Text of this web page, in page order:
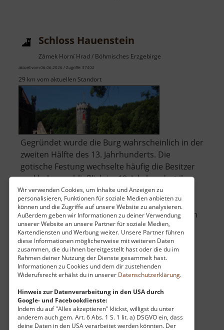
Wir verwenden Cookies, um Inhalte und Anzeigen zu
personalisieren, Funktionen für soziale Medien anbieten zu
können und die Zugriffe auf unsere Website zu analysieren.
Außerdem geben wir Informationen zu deiner Verwendung
unserer Website an unsere Partner für soziale Medien,
Kartendiensten und Werbung weiter. Unsere Partner führen
diese Informationen möglicherweise mit weiteren Daten
zusammen, die du ihnen bereitgestellt hast oder die du im
Rahmen deiner Nutzung der Dienste gesammelt hast.
Informationen zu Cookies und dem dir zustehenden
Widerufsrecht erhälst du in unserer Datenschutzerklärung.
Hinweis zur Datenverarbeitung in den USA durch
Google- und Facebookdienste:
Indem du auf "Alles akzeptieren" klickst, willigst du unter
anderem auch gem. Art. 6 Abs. 1 S. 1 lit. a) DSGVO ein, dass
deine Daten in den USA verarbeitet werden könnten. Der
Schloss Hauenstein
Zámek Horní Hrad / Böhmisches Erzgebirge
aktuell vom 06.06.2026 / Zugriffe: 37402
29 km vom aktuellen Standort
Gegründet wurde die Burg wahrscheinlich in der
zweiten Hälfte des 13. Jahrhunderts. Die
gotische Festung wechselte häufig die Besitzer
und bekam schließlich im 19. Jahrhundert ihr
neues Aussehen (englische Neugotik).
Bis 1945 blieb die Burg in Besitz der Grafen von
Buquoy, später beher.. »weiterlesenüber
Schloss
Hauenstein
Brückenklippe
Wolkensteiner Schweiz / Mittleres Erzgebirge
aktuell vom 23.07.2024 / Zugriffe: 45798
8 km vom aktuellen Standort